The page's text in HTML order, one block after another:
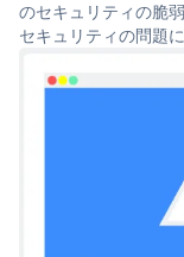
のセキュリティの脆
セキュリティの問題